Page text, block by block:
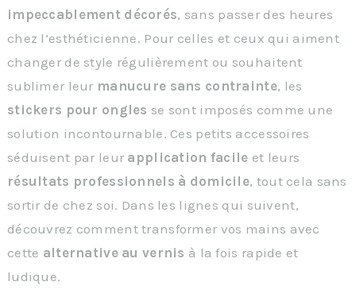
impeccablement décorés, sans passer des heures
chez l’esthéticienne. Pour celles et ceux qui aiment
changer de style régulièrement ou souhaitent
sublimer leur manucure sans contrainte, les
stickers pour ongles se sont imposés comme une
solution incontournable. Ces petits accessoires
séduisent par leur application facile et leurs
résultats professionnels à domicile, tout cela sans
sortir de chez soi. Dans les lignes qui suivent,
découvrez comment transformer vos mains avec
cette alternative au vernis à la fois rapide et
ludique.